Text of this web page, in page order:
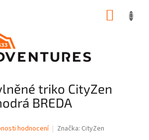
triko CityZen
BREDA
hodnocení Značka: CityZen